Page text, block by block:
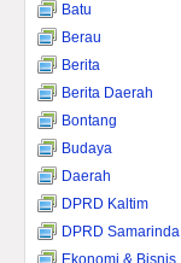
Batu
Berau
Berita
Berita Daerah
Bontang
Budaya
Daerah
DPRD Kaltim
DPRD Samarinda
Ekonomi & Bisnis